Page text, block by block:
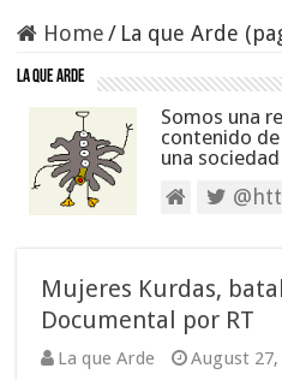
Home/ La que Arde
La que Arde
Somos una
contenido
una
Mujeres Kurdas,
Documental por RT
La que Arde August 27,